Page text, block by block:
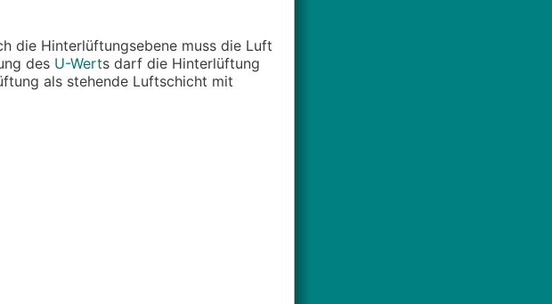
die Hinterlüftungsebene muss die Luft
des U-Werts darf die Hinterlüftung
als stehende Luftschicht mit